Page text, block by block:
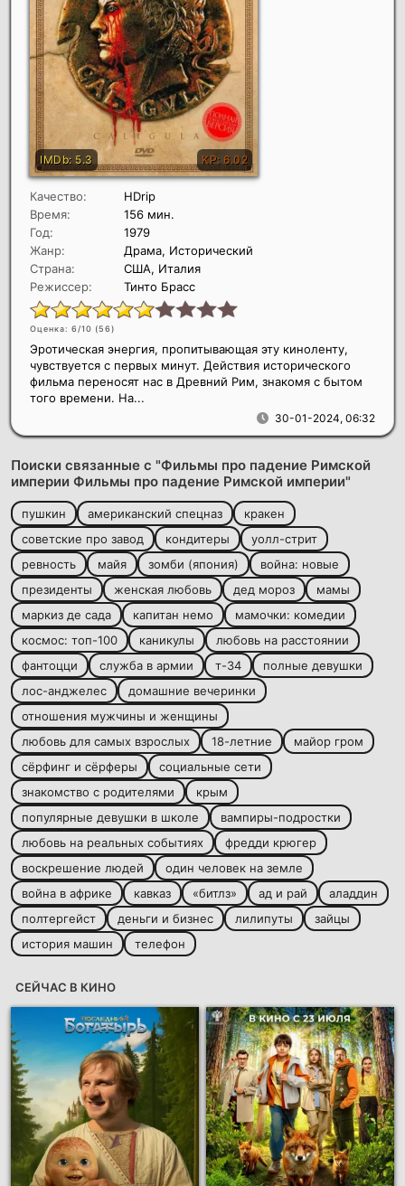
Качество:
HDrip
Время:
156 мин.
Год:
1979
Жанр:
Драма, Исторический
Страна:
США, Италия
Режиссер:
Тинто Брасс
Оценка: 6/10 (56)
30-01-2024, 06:32
Эротическая энергия, пропитывающая эту киноленту,
чувствуется с первых минут. Действия исторического
фильма переносят нас в Древний Рим, знакомя с бытом
того времени. На...
Поиски связанные с "Фильмы про падение Римской
империи Фильмы про падение Римской империи"
пушкин американский спецназ
кракен
советские про завод
кондитеры
уолл-стрит
ревность
майя зомби (япония)
война: новые
президенты
женская любовь дед мороз
мамы
маркиз де сада
капитан немо
мамочки: комедии
космос: топ-100
каникулы
любовь на расстоянии
фантоцци
служба в армии т-34
полные девушки
лос-анджелес
домашние вечеринки
отношения мужчины и женщины
любовь для самых взрослых
18-летние
майор гром
сёрфинг и сёрферы
социальные сети
знакомство с родителями
крым
популярные девушки в школе
вампиры-подростки
любовь на реальных событиях
фредди крюгер
воскрешение людей
один человек на земле
война в африке
кавказ «битлз» ад и рай
аладдин
полтергейст
деньги и бизнес лилипуты
зайцы
история машин
телефон
СЕЙЧАС В КИНО